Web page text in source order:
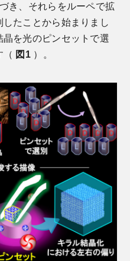
き、それらをルーペで拡
たことから始まりまし
を光のピンセットで選
（ 図1）。